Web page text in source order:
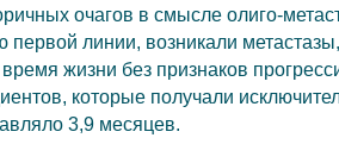
очагов в смысле олиго-
первой линии, возникали
время жизни без признаков
которые получали
3,9 месяцев.